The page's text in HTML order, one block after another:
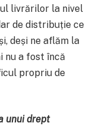
livrărilor la nivel
de distribuție ce
deși ne aflăm la
nu a fost încă
propriu de
unui drept